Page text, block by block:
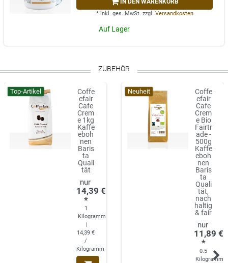
IN DEN WARENKORB
* inkl. ges. MwSt. zzgl. Versandkosten
Auf Lager
ZUBEHÖR
Top-Artikel
Coffe
efair
Cafe
Crem
e 1kg
Kaffe
eboh
nen
Baris
ta
Quali
tät
14,39 €
*
1
Kilogramm
|
14,39 €
/
Kilogramm
Neuheit
Coffe
efair
Cafe
Crem
e Bio
Fairtr
ade -
500g
Kaffe
eboh
nen
Baris
ta
Quali
tät,
nach
haltig
& fair
11,89 €
*
0.5
Kilogramm